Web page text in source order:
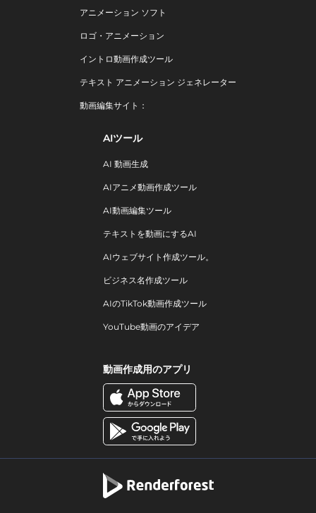
アニメーション ソフト
ロゴ・アニメーション
イントロ動画作成ツール
テキスト アニメーション ジェネレーター
動画編集サイト：
AIツール
AI 動画生成
AIアニメ動画作成ツール
AI動画編集ツール
テキストを動画にするAI
AIウェブサイト作成ツール。
ビジネス名作成ツール
AIのTikTok動画作成ツール
YouTube動画のアイデア
動画作成用のアプリ